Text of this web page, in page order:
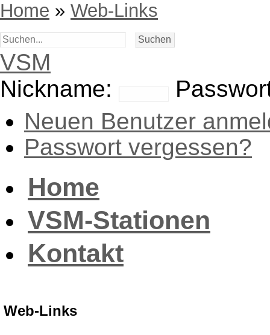
Home » Web-Links
VSM
Nickname:
Neuen Benutzer
Passwort vergessen?
Home
VSM-Stationen
Kontakt
Web-Links